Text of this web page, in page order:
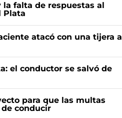
falta de respuestas al
Plata
atacó con una tijera a
el conductor se salvó de
para que las multas
conducir